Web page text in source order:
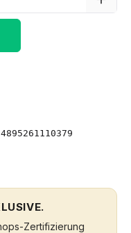
Zertifizierung